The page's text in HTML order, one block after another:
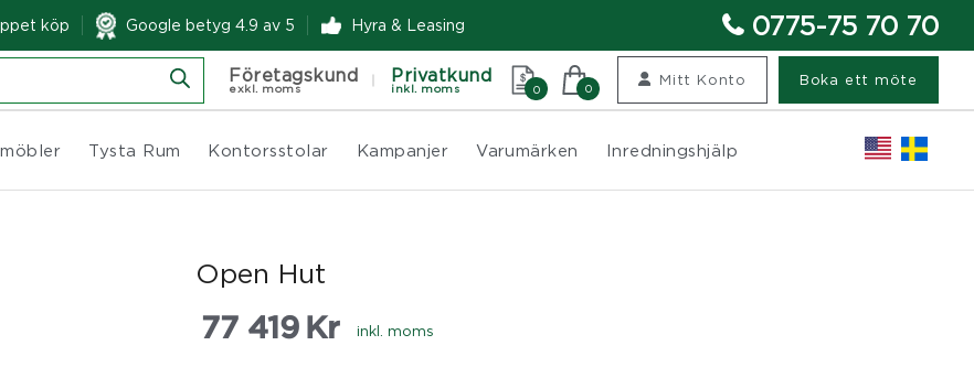
köp Google betyg 4.9 av 5 Hyra & Leasing 0775-75 70 70
Företagskund
exkl. moms
Privatkund
inkl. moms 0 0
Mitt Konto Boka ett möte
Tysta Rum Kontorsstolar Kampanjer Varumärken Inredningshjälp
Open Hut
77 419 Kr inkl. moms